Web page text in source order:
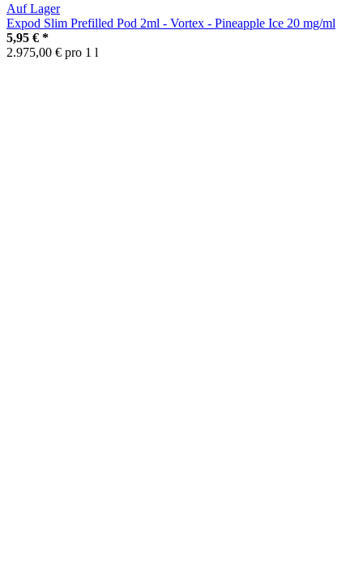
Auf Lager
Expod Slim Prefilled Pod 2ml - Vortex - Pineapple Ice 20 mg/ml
5,95 € *
2.975,00 € pro 1 l